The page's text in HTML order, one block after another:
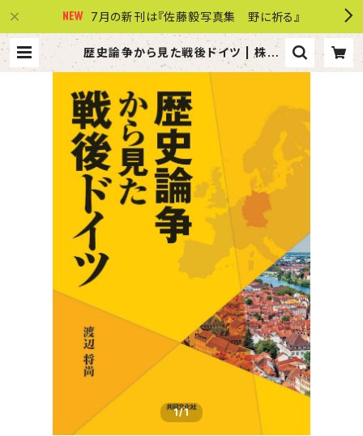
7月の新刊は『佐藤毅写真集 野に祈る』
歴史論争から見た戦後ドイツ | 株式
会社 共同文化社
1/1